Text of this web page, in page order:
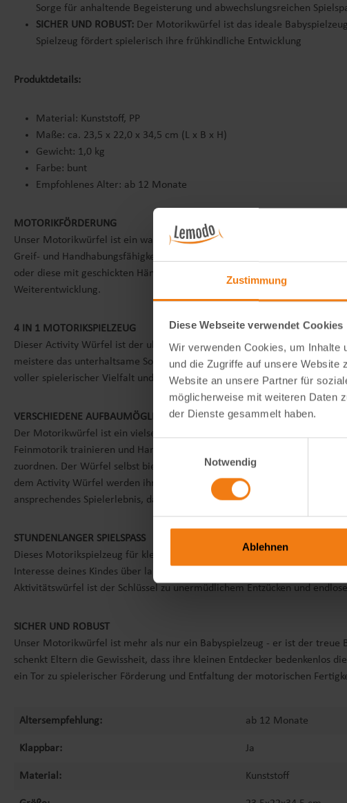
Zustimmung
Diese Webseite verwendet Cookies
Wir verwenden Cookies, um Inhalte
und die Zugriffe auf unsere Website
Website an unsere Partner für
möglicherweise mit weiteren Daten
der Dienste gesammelt haben.
Einwilligungsauswahl
Notwendig
Ablehnen
Sorge für anhaltende Begeisterung und abwechslungsreichen
SICHER UND ROBUST: Der Motorikwürfel ist das ideale
Spielzeug fördert spielerisch ihre frühkindliche Entwicklung
Produktdetails:
Material: Kunststoff, PP
Maße: ca. 23,5 x 22,0 x 34,5 cm (L x B x H)
Gewicht: 1,0 kg
Farbe: bunt
Empfohlenes Alter: ab 12 Monate
MOTORIKFÖRDERUNG
Unser Motorikwürfel ist ein wahres Meisterwerk, das gezielt darauf
Greif- und Handhabungsfähigkeiten, die spielerisch entwickelt werden.
oder diese mit geschickten Händchen sortieren. Die harmonische
Weiterentwicklung.
4 IN 1 MOTORIKSPIELZEUG
Dieser Activity Würfel ist der ultimative Alleskönner, der gleich vier
meistere das unterhaltsame Sortierspiel, erlebe die Abenteuer der sich
voller spielerischer Vielfalt und unendlicher Unterhaltung.
VERSCHIEDENE AUFBAUMÖGLICHKEITEN
Der Motorikwürfel ist ein vielseitiges Spielzeug, das verschiedene
Feinmotorik trainieren und Hand-Augen-Koordination entwickeln. Das
zuordnen. Der Würfel selbst bietet verschiedene Aufbaumöglichkeiten,
dem Activity Würfel werden ihre Greif- und Handhabungsfähigkeiten
ansprechendes Spielerlebnis, das die motorische Entwicklung in
STUNDENLANGER SPIELSPASS
Dieses Motorikspielzeug für kleine Entdecker ab einem Jahr bietet
Interesse deines Kindes über lange Zeiträume hinweg am Leben.
Aktivitätswürfel ist der Schlüssel zu unermüdlichem Entzücken und
SICHER UND ROBUST
Unser Motorikwürfel ist mehr als nur ein Babyspielzeug - er ist der treue
schenkt Eltern die Gewissheit, dass ihre kleinen Entdecker bedenkenlos
ein Tor zu spielerischer Förderung und Entfaltung der motorischen
Altersempfehlung: ab 12 Monate
Klappbar: Ja
Material: Kunststoff